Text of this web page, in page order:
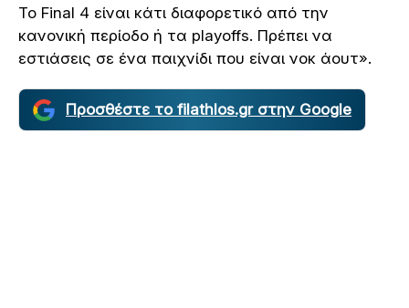
Το Final 4 είναι κάτι διαφορετικό από την
κανονική περίοδο ή τα playoffs. Πρέπει να
εστιάσεις σε ένα παιχνίδι που είναι νοκ άουτ».
Προσθέστε το filathlos.gr στην Google